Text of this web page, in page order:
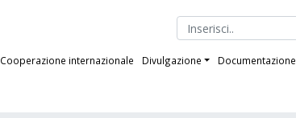
Cooperazione internazionale Divulgazione Documentazione